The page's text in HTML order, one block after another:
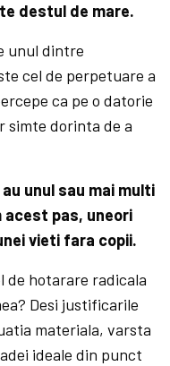
destul de mare.
unul dintre
cel de perpetuare a
ca pe o datorie
simte dorinta de a
unul sau mai multi
acest pas, uneori
vieti fara copii.
de hotarare radicala
Desi justificarile
materiala, varsta
ideale din punct